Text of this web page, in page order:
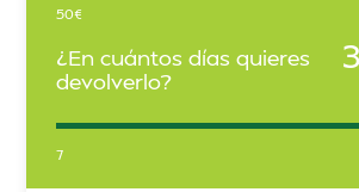
50€
¿En cuántos días quieres
devolverlo?
7